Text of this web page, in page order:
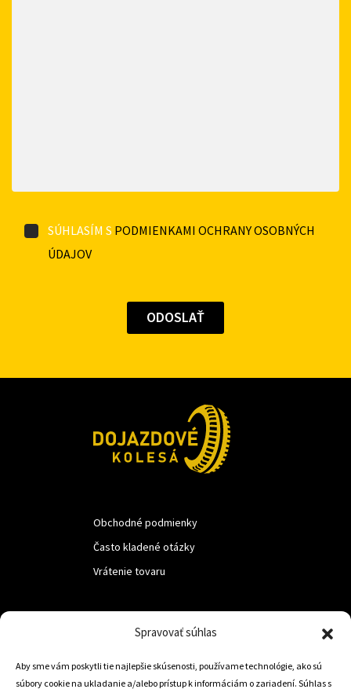
Spravovať súhlas
Aby sme vám poskytli tie najlepšie skúsenosti, používame technológie, ako sú
súbory cookie na ukladanie a/alebo prístup k informáciám o zariadení. Súhlas s
SÚHLASÍM S PODMIENKAMI OCHRANY OSOBNÝCH
ÚDAJOV
Obchodné podmienky
Často kladené otázky
Vrátenie tovaru
Trstená 02801